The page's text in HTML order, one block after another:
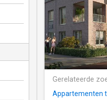
Gerelateerde
Appartementen